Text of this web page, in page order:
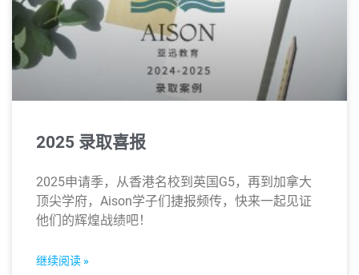
2025 录取喜报
2025申请季，从香港名校到英国G5，再到加拿大
顶尖学府，Aison学子们捷报频传，快来一起见证
他们的辉煌战绩吧！
继续阅读 »